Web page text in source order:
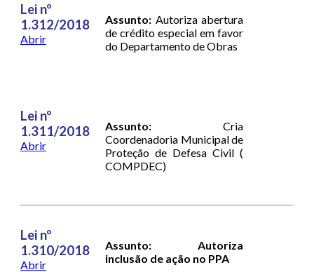
Lei nº
1.312/2018
Abrir
Assunto: Autoriza abertura
de crédito especial em favor
do Departamento de Obras
Lei nº
1.311/2018
Abrir
Assunto: Cria
Coordenadoria Municipal de
Proteção de Defesa Civil (
COMPDEC)
Lei nº
1.310/2018
Abrir
Assunto: Autoriza
inclusão de ação no PPA